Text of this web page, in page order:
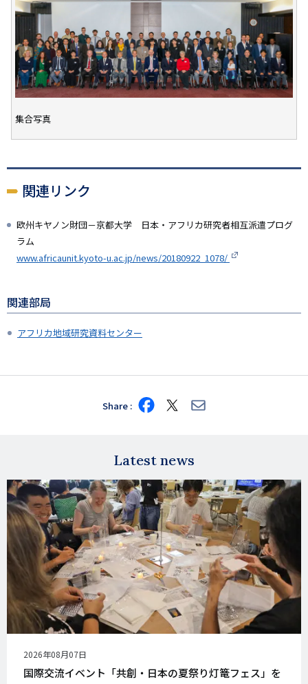
集合写真
関連リンク
欧州キヤノン財団－京都大学 日本・アフリカ研究者相互派遣プログ
ラム
www.africaunit.kyoto-u.ac.jp/news/20180922_1078/
関連部局
アフリカ地域研究資料センター
Share Share
on
Share
on
Share
via
Latest news
公
開
日
2026年08月07日
国際交流イベント「共創・日本の夏祭り灯篭フェス」を